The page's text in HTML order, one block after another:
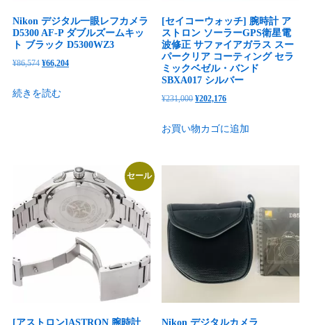
Nikon デジタル一眼レフカメラ
D5300 AF-P ダブルズームキッ
ト ブラック D5300WZ3
¥86,574 元
価
し
た。
¥66,204現
で
続きを読む
[セイコーウォッチ] 腕時計 ア
ストロン ソーラーGPS衛星電
波修正 サファイアガラス スー
パークリア コーティング セラ
ミックベゼル・バンド
SBXA017 シルバー
¥231,000 元
価
は
し
た。
¥202,176現
の
¥202,176
す。
お買い物カゴに追加
セール
[アストロン]ASTRON 腕時計 Nikon デジタルカメラ